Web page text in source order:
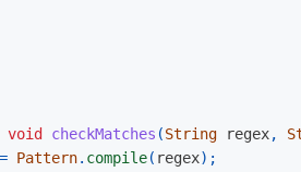
void checkMatches (String regex,
= Pattern. compile( regex);